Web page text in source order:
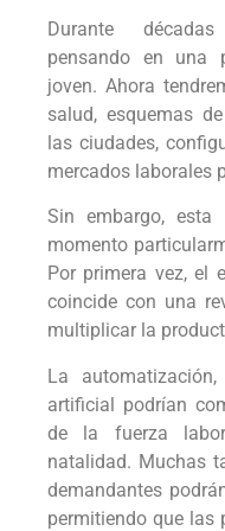
Durante
pensando en una
joven. Ahora
salud, esquemas
las ciudades,
mercados laborales
Sin embargo, esta
momento
Por primera vez, el
coincide con una
multiplicar la
La
artificial podrían
de la fuerza
natalidad. Muchas
demandantes
permitiendo que las